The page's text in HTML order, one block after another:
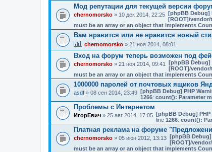
Мод репутации для текущей версии
chernomorsko » 10 дек 2014, 22:25 [phpBB Debug]
[ROOT]/
must be an array or an object that implements
Вам нравится или не нравится новый
chernomorsko » 21 ноя 2014, 08:01
Вход на форум теперь возможен под
chernomorsko » 21 ноя 2014, 09:41 [phpBB Debug]
[ROOT]/
must be an array or an object that implements
1000000 паролей от почтовых ящиков
asdf » 08 сен 2014, 23:49 [phpBB Debug] PHP
1266: count(): Parameter
Проблемы с Интернетом
ИгорЕвич » 25 авг 2014, 17:05 [phpBB Debug] PHP
line 1266: count():
Платная реклама на форуме
chernomorsko » 05 июн 2012, 13:13 [phpBB Debug]
[ROOT]/
must be an array or an object that implements